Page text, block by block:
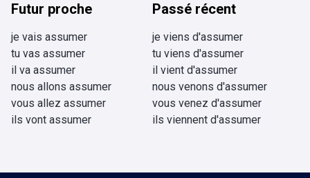
Futur proche
je vais assumer
tu vas assumer
il va assumer
nous allons assumer
vous allez assumer
ils vont assumer
Passé récent
je viens d'assumer
tu viens d'assumer
il vient d'assumer
nous venons d'assumer
vous venez d'assumer
ils viennent d'assumer